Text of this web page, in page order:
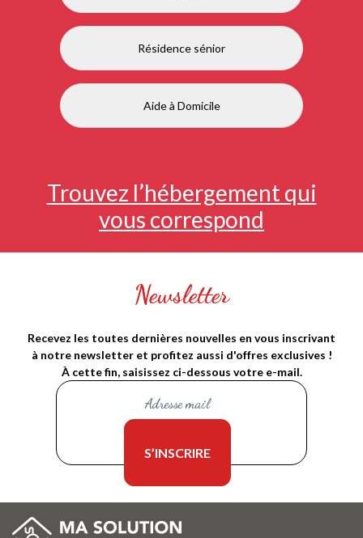
Résidence sénior
Aide à Domicile
Trouvez l’hébergement qui
vous correspond
Newsletter
Recevez les toutes dernières nouvelles en vous inscrivant
à notre newsletter et profitez aussi d'offres exclusives !
À cette fin, saisissez ci-dessous votre e-mail.